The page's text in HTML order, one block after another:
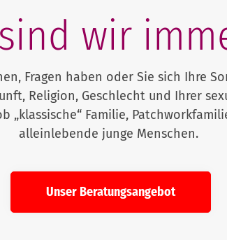
wir
Fragen haben oder Sie sich Ihre
Religion, Geschlecht und Ihrer
Familie,
alleinlebende junge Menschen.
Unser Beratungsangebot